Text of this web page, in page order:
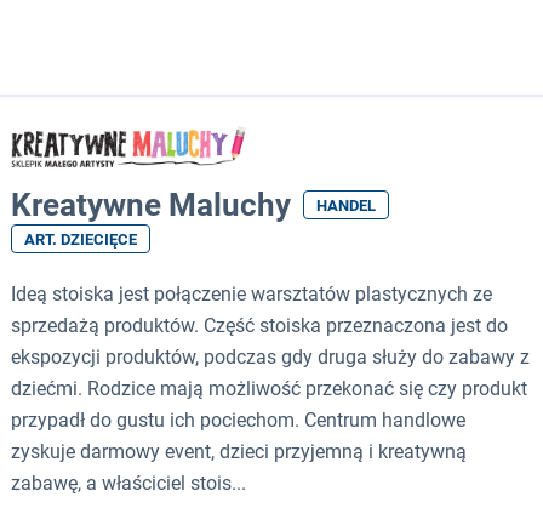
Kreatywne Maluchy
HANDEL
ART. DZIECIĘCE
Ideą stoiska jest połączenie warsztatów plastycznych ze
sprzedażą produktów. Część stoiska przeznaczona jest do
ekspozycji produktów, podczas gdy druga służy do zabawy z
dziećmi. Rodzice mają możliwość przekonać się czy produkt
przypadł do gustu ich pociechom. Centrum handlowe
zyskuje darmowy event, dzieci przyjemną i kreatywną
zabawę, a właściciel stois...